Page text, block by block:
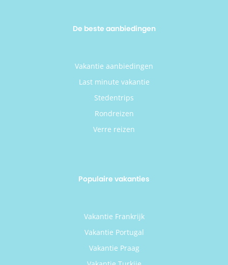
De beste aanbiedingen
Vakantie aanbiedingen
Last minute vakantie
Stedentrips
Rondreizen
Verre reizen
Populaire vakanties
Vakantie Frankrijk
Vakantie Portugal
Vakantie Praag